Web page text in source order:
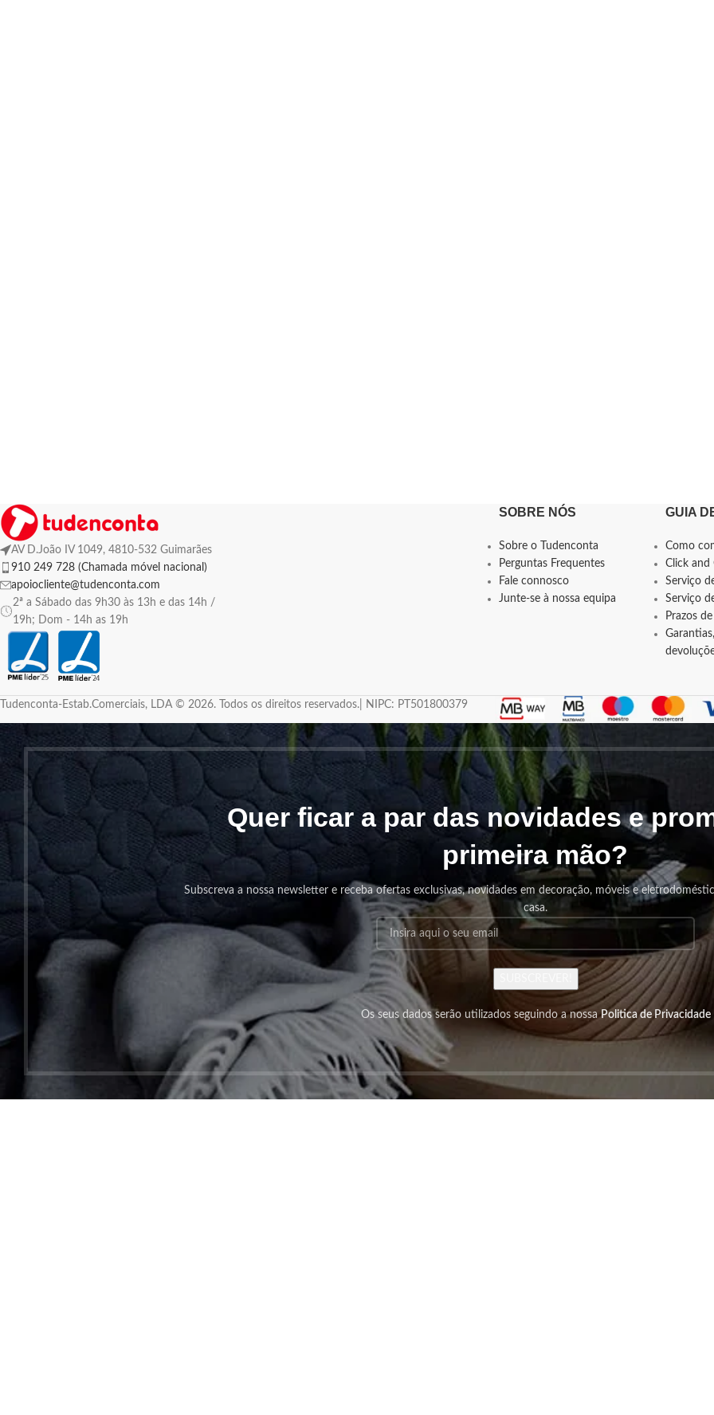
AV D.João IV 1049, 4810-532 Guimarães
910 249 728 (Chamada móvel nacional)
apoiocliente@tudenconta.com
2ª a Sábado das 9h30 às 13h e das 14h /
19h; Dom - 14h as 19h
SOBRE NÓS
Sobre o Tudenconta
Perguntas Frequentes
Fale connosco
Junte-se à nossa equipa
GUIA
Como
Click and
Serviço
Serviço
Prazos
Tudenconta-Estab.Comerciais, LDA © 2026. Todos os direitos reservados.| NIPC: PT501800379
Quer ficar a par das novidades e
primeira mão?
Subscreva a nossa newsletter e receba ofertas exclusivas, novidades em decoração, móveis e
casa.
Os seus dados serão utilizados seguindo a nossaPolitica de Privacidade